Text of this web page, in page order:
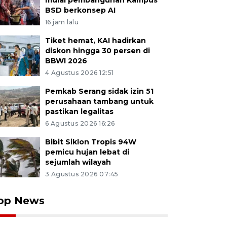
BSD berkonsep AI
16 jam lalu
Tiket hemat, KAI hadirkan
diskon hingga 30 persen di
BBWI 2026
4 Agustus 2026 12:51
Pemkab Serang sidak izin 51
perusahaan tambang untuk
pastikan legalitas
6 Agustus 2026 16:26
Bibit Siklon Tropis 94W
pemicu hujan lebat di
sejumlah wilayah
3 Agustus 2026 07:45
News